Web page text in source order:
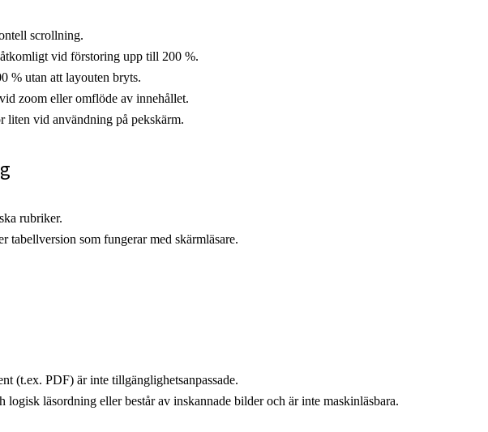
scrollning.
vid förstoring upp till 200 %.
% utan att layouten bryts.
zoom eller omflöde av innehållet.
liten vid användning på pekskärm.
rubriker.
tabellversion som fungerar med skärmläsare.
(t.ex. PDF) är inte tillgänglighetsanpassade.
logisk läsordning eller består av inskannade bilder och är inte maskinläsbara.